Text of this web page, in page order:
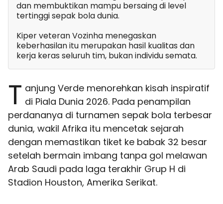
dan membuktikan mampu bersaing di level
tertinggi sepak bola dunia.
Kiper veteran Vozinha menegaskan
keberhasilan itu merupakan hasil kualitas dan
kerja keras seluruh tim, bukan individu semata.
T anjung Verde menorehkan kisah inspiratif
di Piala Dunia 2026. Pada penampilan
perdananya di turnamen sepak bola terbesar
dunia, wakil Afrika itu mencetak sejarah
dengan memastikan tiket ke babak 32 besar
setelah bermain imbang tanpa gol melawan
Arab Saudi pada laga terakhir Grup H di
Stadion Houston, Amerika Serikat.